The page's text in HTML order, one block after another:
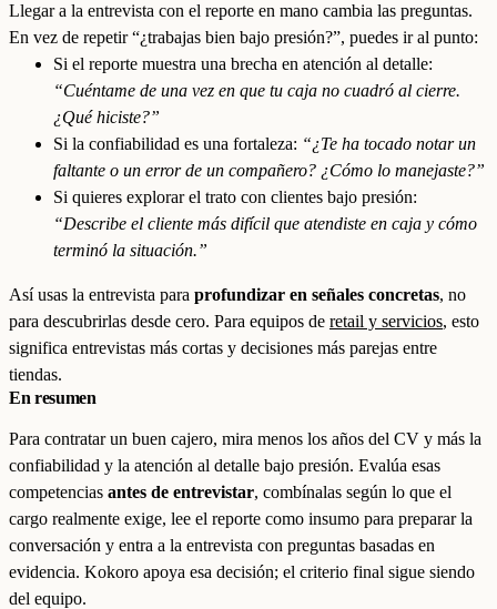
Llegar a la entrevista con el reporte en mano cambia las preguntas.
En vez de repetir “¿trabajas bien bajo presión?”, puedes ir al punto:
Si el reporte muestra una brecha en atención al detalle:
“Cuéntame de una vez en que tu caja no cuadró al cierre.
¿Qué hiciste?”
Si la confiabilidad es una fortaleza: “¿Te ha tocado notar un
faltante o un error de un compañero? ¿Cómo lo manejaste?”
Si quieres explorar el trato con clientes bajo presión:
“Describe el cliente más difícil que atendiste en caja y cómo
terminó la situación.”
Así usas la entrevista para profundizar en señales concretas, no
para descubrirlas desde cero. Para equipos de retail y servicios, esto
significa entrevistas más cortas y decisiones más parejas entre
tiendas.
En resumen
Para contratar un buen cajero, mira menos los años del CV y más la
confiabilidad y la atención al detalle bajo presión. Evalúa esas
competencias antes de entrevistar, combínalas según lo que el
cargo realmente exige, lee el reporte como insumo para preparar la
conversación y entra a la entrevista con preguntas basadas en
evidencia. Kokoro apoya esa decisión; el criterio final sigue siendo
del equipo.